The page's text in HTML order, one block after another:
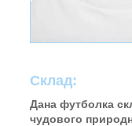
Склад:
Дана футболка
чудового